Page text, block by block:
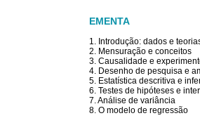
EMENTA
1. Introdução: dados e
2. Mensuração e conceitos
3. Causalidade e
4. Desenho de pesquisa e
5. Estatística descritiva e
6. Testes de hipóteses e
7. Análise de variância
8. O modelo de regressão